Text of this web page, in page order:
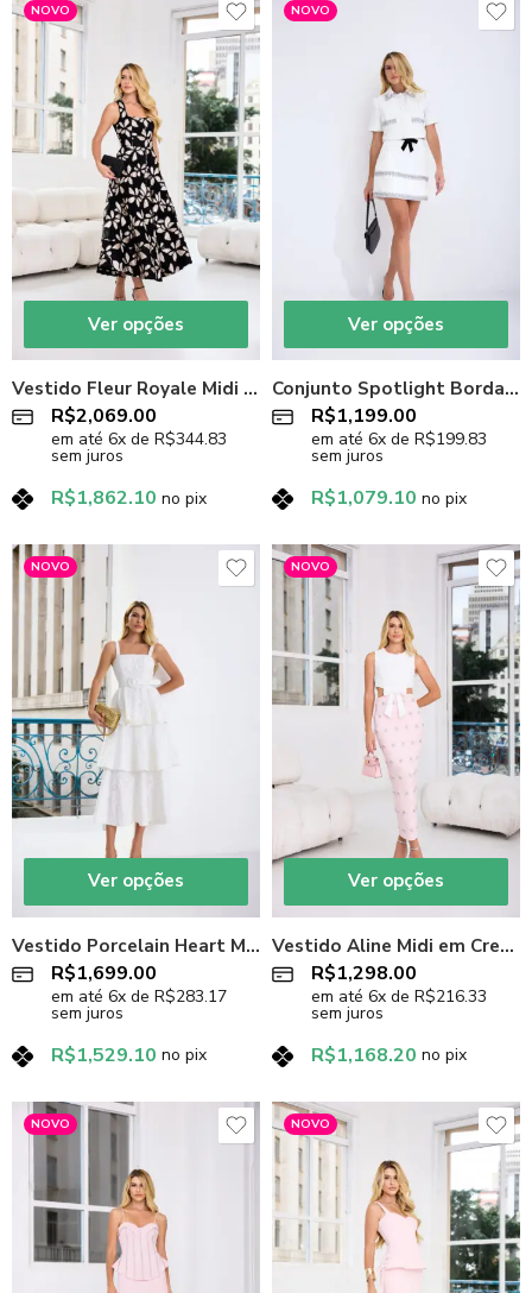
NOVO
Ver opções
Vestido Fleur Royale Midi Rodado em Tule Texturizado com Flores em Cetim
R$2,069.00
em até 6x de R$344.83
sem juros
R$1,862.10 no pix
NOVO
Ver opções
Conjunto Spotlight Bordado em Crepe Premium Off-White
R$1,199.00
em até 6x de R$199.83
sem juros
R$1,079.10 no pix
NOVO
Ver opções
Vestido Porcelain Heart Midi em Laise Off-White com Babados
R$1,699.00
em até 6x de R$283.17
sem juros
R$1,529.10 no pix
NOVO
Ver opções
Vestido Aline Midi em Crepe Off-White e Rosa Candy com Bordado Manual
R$1,298.00
em até 6x de R$216.33
sem juros
R$1,168.20 no pix
NOVO NOVO